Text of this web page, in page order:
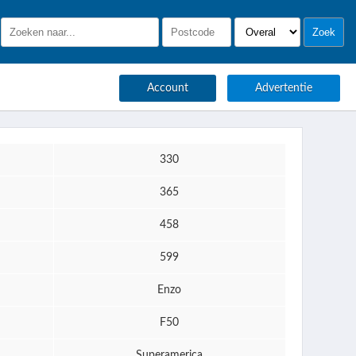
Account Advertentie
330
365
458
599
Enzo
F50